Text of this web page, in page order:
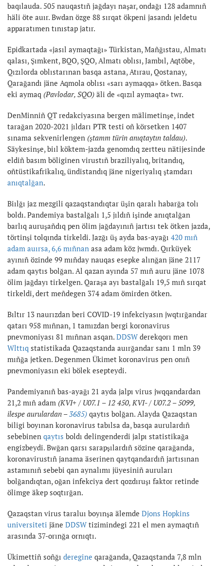
baqılauda. 505 nauqastıñ jağdayı naşar, ondağı 128 adamnıñ
häli öte auır. Bwdan özge 88 sırqat ökpeni jasandı jeldetu
apparatımen tınıstap jatır.
Epidkartada «jasıl aymaqtağı» Türkistan, Mañğıstau, Almatı
qalası, Şımkent, BQO, ŞQO, Almatı oblısı, Jambıl, Aqtöbe,
Qızılorda oblıstarınan basqa astana, Atırau, Qostanay,
Qarağandı jäne Aqmola oblısı «sarı aymaqqa» ötken. Basqa
eki aymaq (Pavlodar, SQO) äli de «qızıl aymaqta» twr.
DenMinniñ QT redakciyasına bergen mälimetinşe, indet
tarağan 2020-2021 jıldarı PTR testi oñ körsetken 1407
sınama sekvenirlengen (ştamm türin anıqtaytın taldau).
Säykesinşe, biıl köktem-jazda genomdıq zertteu nätijesinde
eldiñ basım böliginen virustıñ braziliyalıq, britandıq,
oñtüstikafrikalıq, ündistandıq jäne nigeriyalıq ştamdarı
anıqtalğan.
Biılğı jaz mezgili qazaqstandıqtar üşin qaralı habarğa tolı
boldı. Pandemiya bastalğalı 1,5 jıldıñ işinde anıqtalğan
barlıq auruşañdıq pen ölim jağdayınıñ jartısı tek ötken jazda,
törtinşi tolqında tirkeldi. Jazğı üş ayda bas-ayağı 420 mıñ
adam auırsa, 6,6 mıñnan asa adam köz jwmdı. Qırküyek
ayınıñ özinde 99 mıñday nauqas esepke alınğan jäne 2117
adam qaytıs bolğan. Al qazan ayında 57 mıñ auru jäne 1078
ölim jağdayı tirkelgen. Qaraşa ayı bastalğalı 19,5 mıñ sırqat
tirkeldi, dert meñdegen 374 adam ömirden ötken.
Bıltır 13 naurızdan beri COVID-19 infekciyasın jwqtırğandar
qatarı 958 mıñnan, 1 tamızdan bergi koronavirus
pnevmoniyası 81 mıñnan asqan. DDSW derekqorı men
Wlttıq statistikada Qazaqstanda auırğandar sanı 1 mln 39
mıñğa jetken. Degenmen Ükimet koronavirus pen onıñ
pnevmoniyasın eki bölek esepteydi.
Pandemiyanıñ bas-ayağı 21 ayda jalpı virus jwqqandardan
21,2 mıñ adam (KVI+ / U07.1 – 12 450, KVI- / U07.2 – 5099,
ilespe aurulardan –3685) qaytıs bolğan. Alayda Qazaqstan
biligi boyınan koronavirus tabılsa da, basqa aurulardıñ
sebebinen qaytıs boldı delingenderdi jalpı statistikağa
engizbeydi. Bwğan qarsı sarapşılardıñ sözine qarağanda,
koronavirustıñ janama äserinen qaytqandardıñ jartısınan
astamınıñ sebebi qan aynalımı jüyesiniñ auruları
bolğandıqtan, oğan infekciya dert qozdıruşı faktor retinde
ölimge äkep soqtırğan.
Qazaqstan virus taraluı boyınşa älemde Djons Hopkins
universiteti jäne DDSW tizimindegi 221 el men aymaqtıñ
arasında 37-orınğa ornıqtı.
Ükimettiñ soñğı deregine qarağanda, Qazaqstanda 7,8 mln